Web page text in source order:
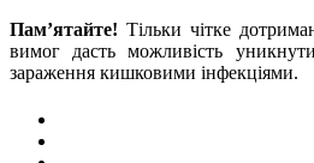
Пам’ятайте! Тільки чітке
вимог дасть можливість
зараження кишковими інфекціями.